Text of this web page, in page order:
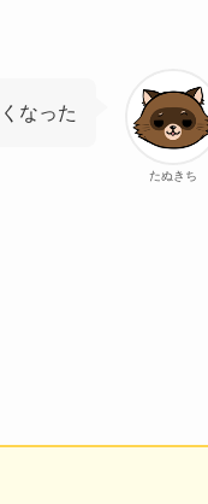
たぬきち
なった